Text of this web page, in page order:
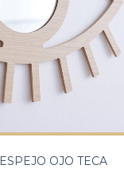
ESPEJO OJO TECA